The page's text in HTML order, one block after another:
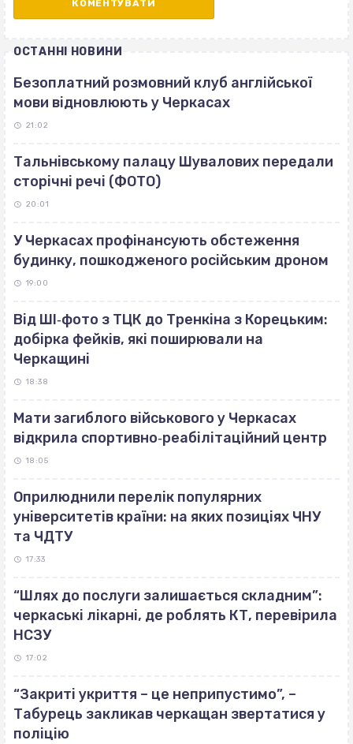
ОСТАННІ НОВИНИ
Безоплатний розмовний клуб англійської
мови відновлюють у Черкасах
21:02
Тальнівському палацу Шувалових передали
сторічні речі (ФОТО)
20:01
У Черкасах профінансують обстеження
будинку, пошкодженого російським дроном
19:00
Від ШІ‐фото з ТЦК до Тренкіна з Корецьким:
добірка фейків, які поширювали на
Черкащині
18:38
Мати загиблого військового у Черкасах
відкрила спортивно‐реабілітаційний центр
18:05
Оприлюднили перелік популярних
університетів країни: на яких позиціях ЧНУ
та ЧДТУ
17:33
“Шлях до послуги залишається складним”:
черкаські лікарні, де роблять КТ, перевірила
НСЗУ
17:02
“Закриті укриття – це неприпустимо”, –
Табурець закликав черкащан звертатися у
поліцію